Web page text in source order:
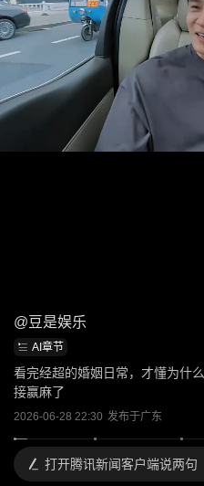
@豆是娱乐
AI章节
看完经超的婚姻日常，才懂为什
接赢麻了
2026-06-28 22:30 发布于广东
打开腾讯新闻客户端说两句